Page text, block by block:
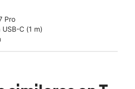
Pro
C (1 m)